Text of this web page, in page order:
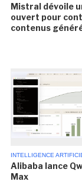
Mistral dévoile
ouvert pour
contenus
INTELLIGENCE
Alibaba lance
Max